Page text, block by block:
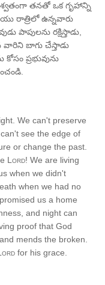
తనతో ఒక గృహాన్ని
రాత్రిలో ఉన్నవారు
పాపులను రక్షిస్తాడు,
బాగు చేస్తాడు
ప్రభువును
We can't preserve
see the edge of
or change the past.
Lord! We are living
when we didn't
when we had no
us a home
and night can
proof that God
mends the broken.
for his grace.